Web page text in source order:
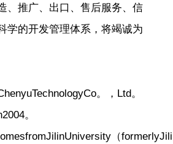
、推广、出口、售后服务、信
学的开发管理体系，将竭诚为
。，Ltd。
。
（